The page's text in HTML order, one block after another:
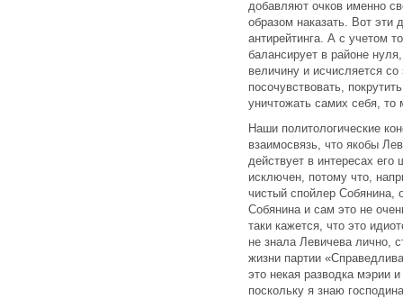
добавляют очков именно
образом наказать. Вот эти
антирейтинга. А с учетом
балансирует в районе
величину и исчисляется
посочувствовать,
уничтожать самих себя,
Наши политологические
взаимосвязь, что якобы
действует в интересах
исключен, потому что,
чистый спойлер Собянина,
Собянина и сам это не
таки кажется, что это
не знала Левичева лично,
жизни партии
это некая разводка мэрии
поскольку я знаю